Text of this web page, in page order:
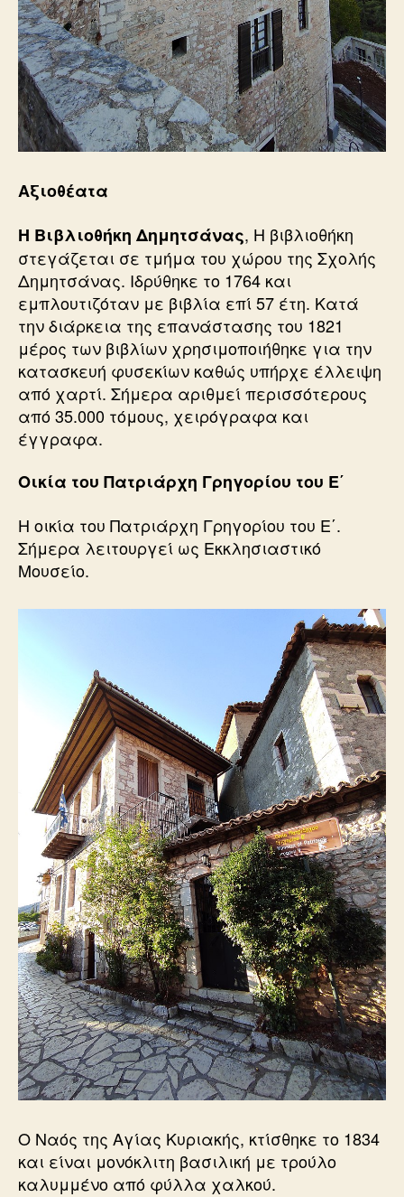
Αξιοθέατα
Η Βιβλιοθήκη Δημητσάνας, Η βιβλιοθήκη
στεγάζεται σε τμήμα του χώρου της Σχολής
Δημητσάνας. Ιδρύθηκε το 1764 και
εμπλουτιζόταν με βιβλία επί 57 έτη. Κατά
την διάρκεια της επανάστασης του 1821
μέρος των βιβλίων χρησιμοποιήθηκε για την
κατασκευή φυσεκίων καθώς υπήρχε έλλειψη
από χαρτί. Σήμερα αριθμεί περισσότερους
από 35.000 τόμους, χειρόγραφα και
έγγραφα.
Οικία του Πατριάρχη Γρηγορίου του Ε΄
Η οικία του Πατριάρχη Γρηγορίου του Ε΄.
Σήμερα λειτουργεί ως Εκκλησιαστικό
Μουσείο.
Ο Ναός της Αγίας Κυριακής, κτίσθηκε το 1834
και είναι μονόκλιτη βασιλική με τρούλο
καλυμμένο από φύλλα χαλκού.